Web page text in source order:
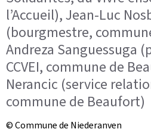
l’Accueil), Jean-Luc
(bourgmestre,
Andreza Sanguessuga
CCVEI, commune de
Nerancic (service
commune de Beaufort)
© Commune de Niederanven